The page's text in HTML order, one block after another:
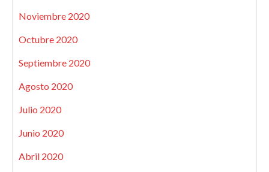
Noviembre 2020
Octubre 2020
Septiembre 2020
Agosto 2020
Julio 2020
Junio 2020
Abril 2020